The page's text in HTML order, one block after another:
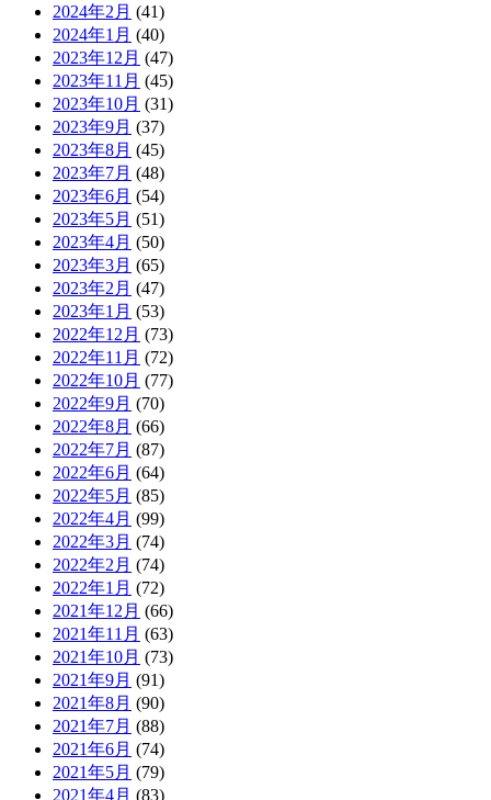
2024年2月 (41)
2024年1月 (40)
2023年12月 (47)
2023年11月 (45)
2023年10月 (31)
2023年9月 (37)
2023年8月 (45)
2023年7月 (48)
2023年6月 (54)
2023年5月 (51)
2023年4月 (50)
2023年3月 (65)
2023年2月 (47)
2023年1月 (53)
2022年12月 (73)
2022年11月 (72)
2022年10月 (77)
2022年9月 (70)
2022年8月 (66)
2022年7月 (87)
2022年6月 (64)
2022年5月 (85)
2022年4月 (99)
2022年3月 (74)
2022年2月 (74)
2022年1月 (72)
2021年12月 (66)
2021年11月 (63)
2021年10月 (73)
2021年9月 (91)
2021年8月 (90)
2021年7月 (88)
2021年6月 (74)
2021年5月 (79)
2021年4月 (83)